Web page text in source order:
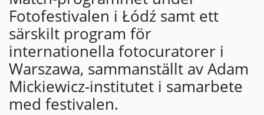
Fotofestivalen i Łódź samt ett
särskilt program för
internationella fotocuratorer i
Warszawa, sammanställt av Adam
Mickiewicz-institutet i samarbete
med festivalen.